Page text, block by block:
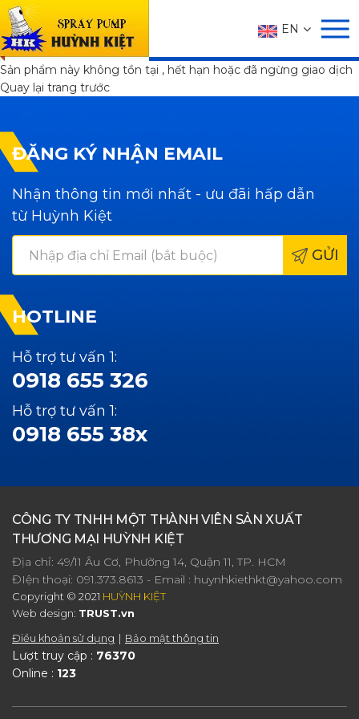
EN
SẢN PHẨM
Trang chủ SẢN PHẨM
Sản phẩm này không tồn tại , hết hạn hoặc đã ngừng giao dịch
Quay lại trang trước
ĐĂNG KÝ NHẬN EMAIL
Nhận thông tin mới nhất - ưu đãi hấp dẫn
từ Huỳnh Kiệt
GỬI
HOTLINE
Hỗ trợ tư vấn 1:
0918 655 326
Hỗ trợ tư vấn 1:
0918 655 38x
CÔNG TY TNHH MỘT THÀNH VIÊN SẢN XUẤT
THƯƠNG MẠI HUỲNH KIỆT
Địa chỉ: 49/11 Âu Cơ, Phường 14, Quận 11, TP. HCM
ĐIện thoại: 091.373.8613 - Email : huynhkiethkt@yahoo.com
Copyright © 2021 HUỲNH KIỆT
Web design: TRUST.vn
Điều khoản sử dụng
Bảo mật thông tin
Lượt truy cập : 76370
Online : 123